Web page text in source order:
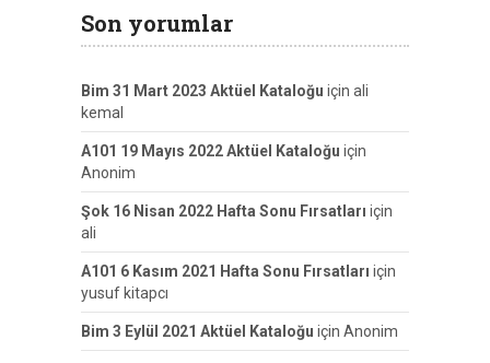
Son yorumlar
Bim 31 Mart 2023 Aktüel Kataloğu için ali
kemal
A101 19 Mayıs 2022 Aktüel Kataloğu için
Anonim
Şok 16 Nisan 2022 Hafta Sonu Fırsatları için
ali
A101 6 Kasım 2021 Hafta Sonu Fırsatları için
yusuf kitapcı
Bim 3 Eylül 2021 Aktüel Kataloğu için Anonim